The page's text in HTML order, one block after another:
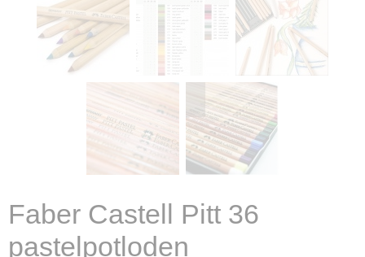
Faber Castell Pitt 36
pastelpotloden